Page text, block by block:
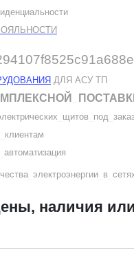
ДЛЯ АСУ ТП
щитов под
клиентам
автоматизация
а электроэнергии в
наличия